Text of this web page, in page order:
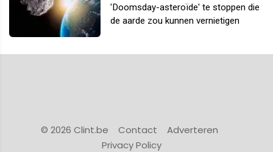
'Doomsday-asteroïde' te stoppen die
de aarde zou kunnen vernietigen
© 2026 Clint.be Contact
Adverteren
Privacy Policy